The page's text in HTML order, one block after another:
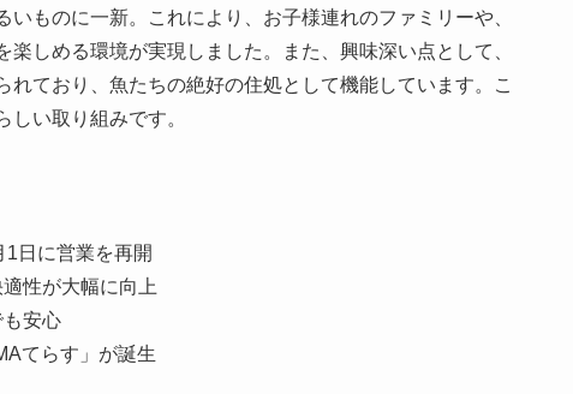
いものに一新。これにより、お子様連れのファミリーや、
しめる環境が実現しました。また、興味深い点として、
ており、魚たちの絶好の住処として機能しています。こ
い取り組みです。
日に営業を再開
性が大幅に向上
安心
てらす」が誕生